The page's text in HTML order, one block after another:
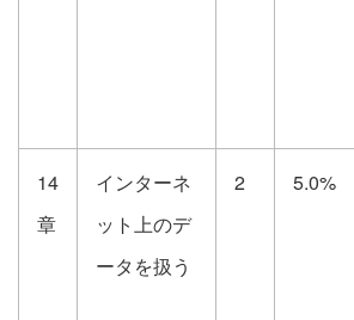
14
章
インターネ
ット上のデ
ータを扱う
2 5.0%